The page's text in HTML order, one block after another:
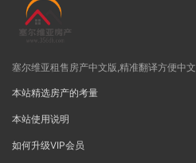
塞尔维亚租售房产中文版,精准翻译方便中
本站精选房产的考量
本站使用说明
如何升级VIP会员